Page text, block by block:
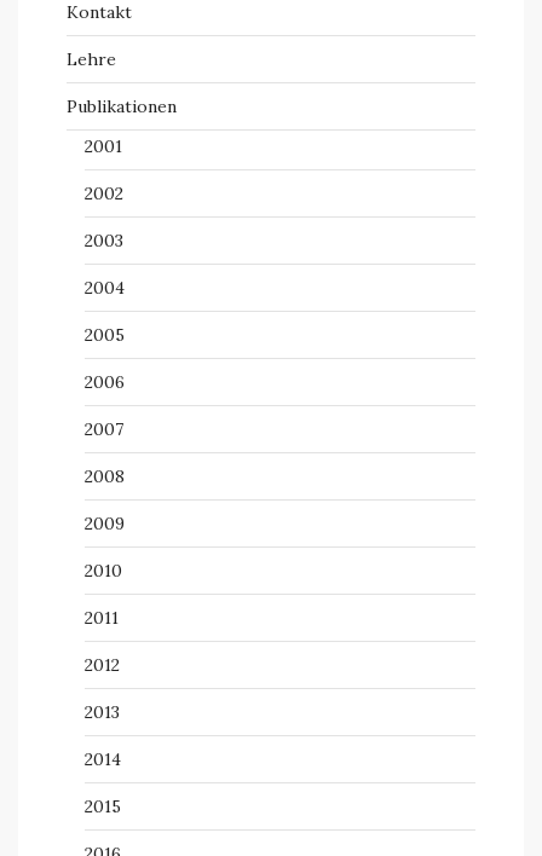
Kontakt
Lehre
Publikationen
2001
2002
2003
2004
2005
2006
2007
2008
2009
2010
2011
2012
2013
2014
2015